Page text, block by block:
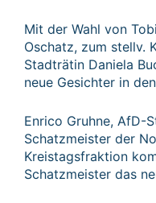
Mit der Wahl von
Oschatz, zum stellv.
Stadträtin Daniela
neue Gesichter in
Enrico Gruhne, AfD-
Schatzmeister der
Kreistagsfraktion
Schatzmeister das